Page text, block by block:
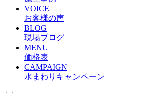
VOICE
お客様の声
BLOG
現場ブログ
MENU
価格表
CAMPAIGN
水まわりキャンペーン